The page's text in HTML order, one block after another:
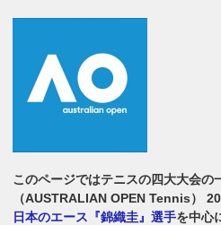
このページではテニスの四大大会の
（AUSTRALIAN OPEN Tennis）
日本のエース『錦織圭』選手を中心